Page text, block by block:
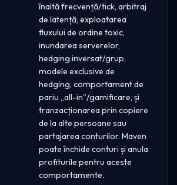
înaltă frecvență/tick, arbitraj
de latență, exploatarea
fluxului de ordine toxic,
inundarea serverelor,
hedging inversat/grup,
modele exclusive de
hedging, comportament de
pariu „all-in”/gamificare, și
tranzacționarea prin copiere
de la alte persoane sau
partajarea conturilor. Maven
poate închide conturi și anula
profiturile pentru aceste
comportamente.